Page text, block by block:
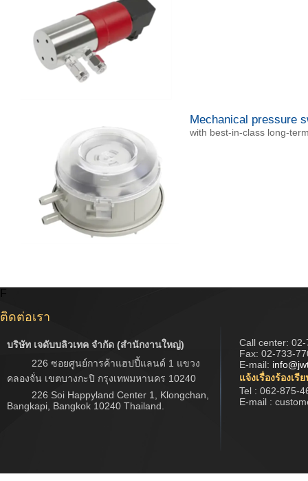
Mechanical pressure
with best-in-class long-
F
ติดต่อเรา
บริษัท เจดับบลิวเทค จำกัด (สำนักงานใหญ่)
226 ซอยศูนย์การค้าแฮปปี้แลนด์ 1 แขวง
คลองจั่น เขตบางกะปิ กรุงเทพมหานคร 10240
226 Soi Happyland Center 1, Klongchan,
Bangkapi, Bangkok 10240 Thailand.
Call center: 02-
Fax: 02-733-
E-mail:
แจ้งเรื่องร้องเรี
Tel : 062-875-
E-mail :